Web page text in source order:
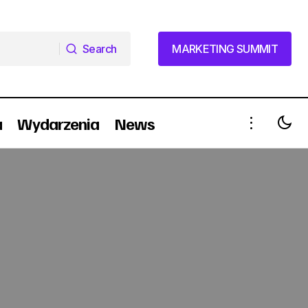
Search
MARKETING SUMMIT
MARKETING SUMMIT
Wydarzenia News